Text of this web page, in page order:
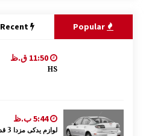
Recent
11:50 ق.ظ
HS
5:44 ب.ظ
لوازم یدکی مزدا 3 قدیم | مزدا 3 2006-2009